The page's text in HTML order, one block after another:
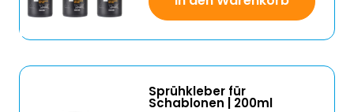
Sprühkleber für
Schablonen | 200ml